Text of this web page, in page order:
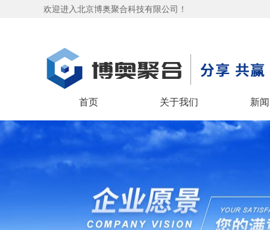
欢迎进入北京博奥聚合科技有限公司！
首页 关于我们 新